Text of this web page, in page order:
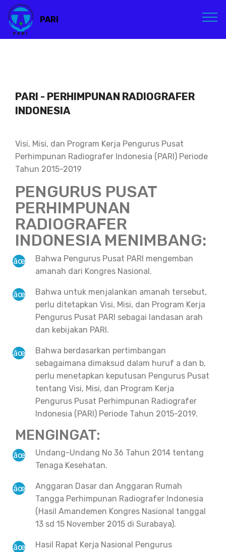
PARI
PARI - PERHIMPUNAN RADIOGRAFER
INDONESIA
Visi, Misi, dan Program Kerja Pengurus Pusat
Perhimpunan Radiografer Indonesia (PARI) Periode
Tahun 2015-2019
PENGURUS PUSAT
PERHIMPUNAN
RADIOGRAFER
INDONESIA MENIMBANG:
Bahwa Pengurus Pusat PARI mengemban
amanah dari Kongres Nasional.
Bahwa untuk menjalankan amanah tersebut,
perlu ditetapkan Visi, Misi, dan Program Kerja
Pengurus Pusat PARI sebagai landasan arah
dan kebijakan PARI.
Bahwa berdasarkan pertimbangan
sebagaimana dimaksud dalam huruf a dan b,
perlu menetapkan keputusan Pengurus Pusat
tentang Visi, Misi, dan Program Kerja
Pengurus Pusat Perhimpunan Radiografer
Indonesia (PARI) Periode Tahun 2015-2019.
MENGINGAT:
Undang-Undang No 36 Tahun 2014 tentang
Tenaga Kesehatan.
Anggaran Dasar dan Anggaran Rumah
Tangga Perhimpunan Radiografer Indonesia
(Hasil Amandemen Kongres Nasional tanggal
13 sd 15 November 2015 di Surabaya).
Hasil Rapat Kerja Nasional Pengurus